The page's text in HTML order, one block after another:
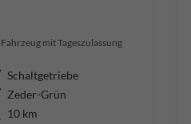
mit Tageszulassung
Schaltgetriebe
Zeder-Grün
10 km